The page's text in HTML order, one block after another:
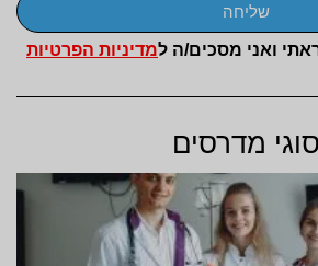
ואני מסכים/ה למדיניות הפרטיות
שליחה
סוגי מדרסים